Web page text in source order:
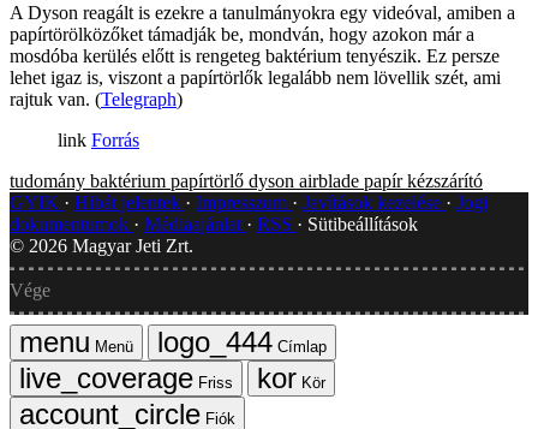
A Dyson reagált is ezekre a tanulmányokra egy videóval, amiben a
papírtörölközőket támadják be, mondván, hogy azokon már a
mosdóba kerülés előtt is rengeteg baktérium tenyészik. Ez persze
lehet igaz is, viszont a papírtörlők legalább nem lövellik szét, ami
rajtuk van. (Telegraph)
Forrás
tudomány baktérium papírtörlő dyson airblade papír kézszárító
GYIK
Hibát jelentek Impresszum Javítások kezelése
Jogi
dokumentumok
Médiaajánlat RSS
Sütibeállítások
© 2026 Magyar Jeti Zrt.
Vége
Menü
Címlap
Friss
Kör
Fiók